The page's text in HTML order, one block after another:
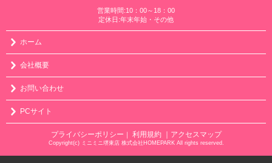
営業時間:10：00～18：00
定休日:年末年始・その他
ホーム
会社概要
お問い合わせ
PCサイト
プライバシーポリシー ｜ 利用規約 ｜アクセスマップ
Copyright(c) ミニミニ堺東店 株式会社HOMEPARK All rights reserved.